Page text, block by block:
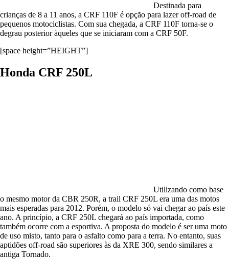
Destinada para
crianças de 8 a 11 anos, a CRF 110F é opção para lazer off-road de
pequenos motociclistas. Com sua chegada, a CRF 110F torna-se o
degrau posterior àqueles que se iniciaram com a CRF 50F.
[space height=”HEIGHT”]
Honda CRF 250L
Utilizando como base
o mesmo motor da CBR 250R, a trail CRF 250L era uma das motos
mais esperadas para 2012. Porém, o modelo só vai chegar ao país este
ano. A princípio, a CRF 250L chegará ao país importada, como
também ocorre com a esportiva. A proposta do modelo é ser uma moto
de uso misto, tanto para o asfalto como para a terra. No entanto, suas
aptidões off-road são superiores às da XRE 300, sendo similares a
antiga Tornado.